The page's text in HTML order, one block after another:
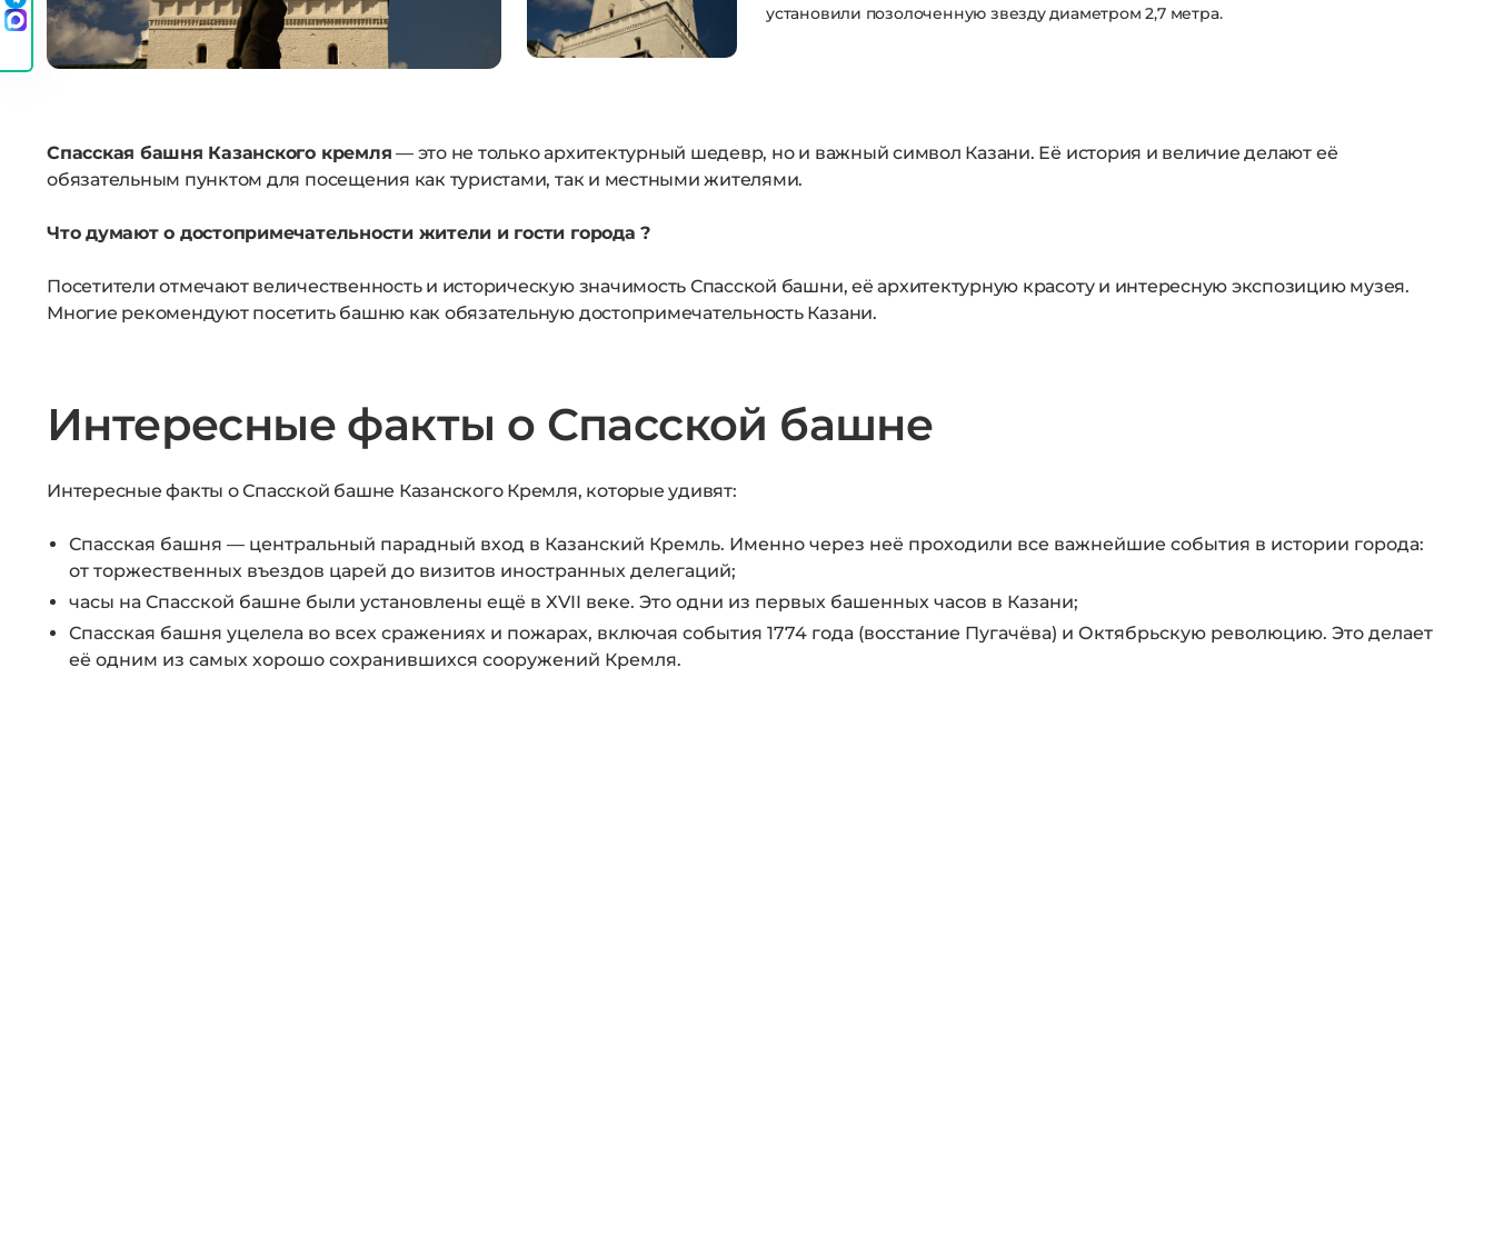
установили позолоченную звезду диаметром 2,7 метра.
Спасская башня Казанского кремля — это не только архитектурный шедевр, но и важный символ Казани. Её история и величие делают её
обязательным пунктом для посещения как туристами, так и местными жителями.
Что думают о достопримечательности жители и гости города ?
Посетители отмечают величественность и историческую значимость Спасской башни, её архитектурную красоту и интересную экспозицию музея.
Многие рекомендуют посетить башню как обязательную достопримечательность Казани.
Интересные факты о Спасской башне
Интересные факты о Спасской башне Казанского Кремля, которые удивят:
Спасская башня — центральный парадный вход в Казанский Кремль. Именно через неё проходили все важнейшие события в истории города:
от торжественных въездов царей до визитов иностранных делегаций;
часы на Спасской башне были установлены ещё в XVII веке. Это одни из первых башенных часов в Казани;
Спасская башня уцелела во всех сражениях и пожарах, включая события 1774 года (восстание Пугачёва) и Октябрьскую революцию. Это делает
её одним из самых хорошо сохранившихся сооружений Кремля.